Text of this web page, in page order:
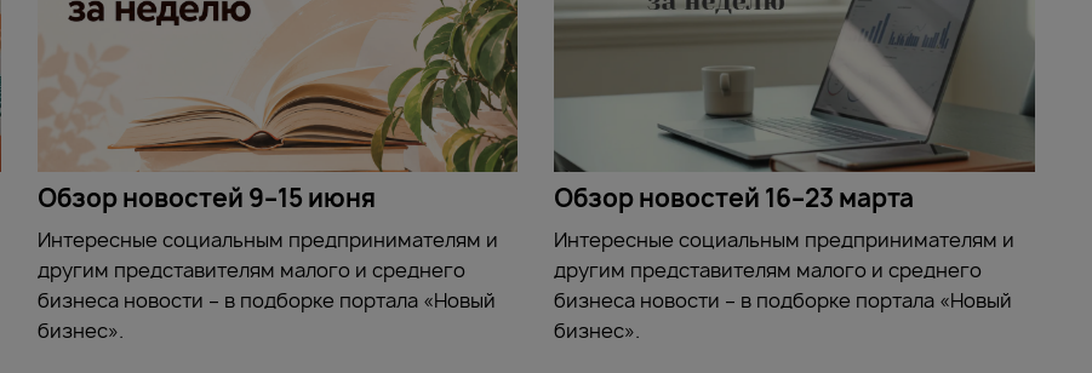
Обзор новостей 9–15 июня
Интересные социальным предпринимателям и
другим представителям малого и среднего
бизнеса новости – в подборке портала «Новый
бизнес».
Обзор новостей 16–23 марта
Интересные социальным предпринимателям и
другим представителям малого и среднего
бизнеса новости – в подборке портала «Новый
бизнес».